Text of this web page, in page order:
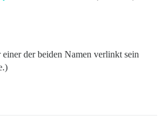
der beiden Namen verlinkt sein